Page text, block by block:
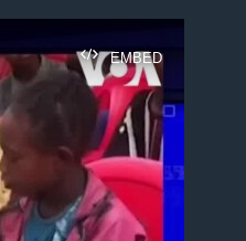
EMBED